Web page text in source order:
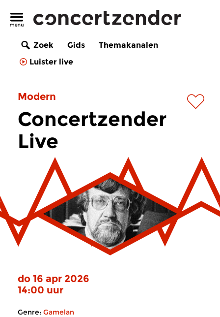
Zoek Gids
Themakanalen
Luister live
Modern
Concertzender
Live
do 16 apr 2026
14:00 uur
Genre: Gamelan